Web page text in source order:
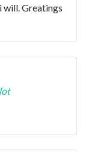
will. Greatings